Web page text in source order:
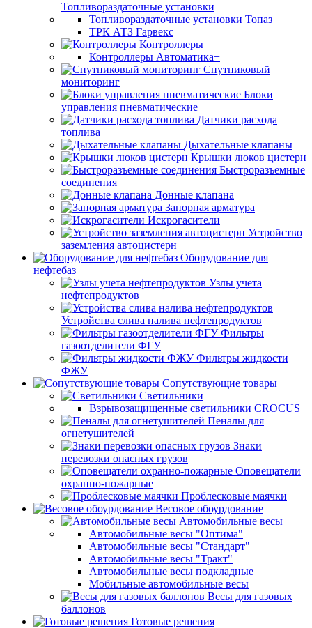
Топливораздаточные установки
Топливораздаточные установки Топаз
ТРК АТЗ Гарвекс
Контроллеры
Контроллеры Автоматика+
Спутниковый
мониторинг
Блоки
управления пневматические
Датчики расхода
топлива
Дыхательные клапаны
Крышки люков цистерн
Быстроразъемные
соединения
Донные клапана
Запорная арматура
Искрогасители
Устройство
заземления автоцистерн
Оборудование для
нефтебаз
Узлы учета
нефтепродуктов
Устройства слива налива нефтепродуктов
Фильтры
газоотделители ФГУ
Фильтры жидкости
ФЖУ
Сопутствующие товары
Светильники
Взрывозащищенные светильники CROCUS
Пеналы для
огнетушителей
Знаки
перевозки опасных грузов
Оповещатели
охранно-пожарные
Проблесковые маячки
Весовое обоурдование
Автомобильные весы
Автомобильные весы "Оптима"
Автомобильные весы "Стандарт"
Автомобильные весы "Тракт"
Автомобильные весы подкладные
Мобильные автомобильные весы
Весы для газовых
баллонов
Готовые решения